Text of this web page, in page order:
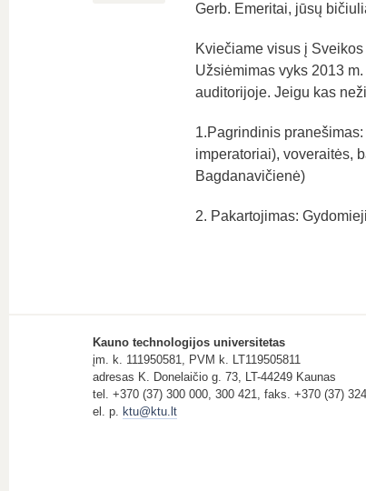
Gerb. Emeritai, jūsų
Kviečiame visus į
Užsiėmimas vyks 2013
auditorijoje. Jeigu kas
1.Pagrindinis
imperatoriai), voveraitės,
Bagdanavičienė)
2. Pakartojimas:
Kauno technologijos universitetas
įm. k. 111950581, PVM k. LT119505811
adresas K. Donelaičio g. 73, LT-44249 Kaunas
tel. +370 (37) 300 000, 300 421, faks. +370 (37)
el. p. ktu@ktu.lt